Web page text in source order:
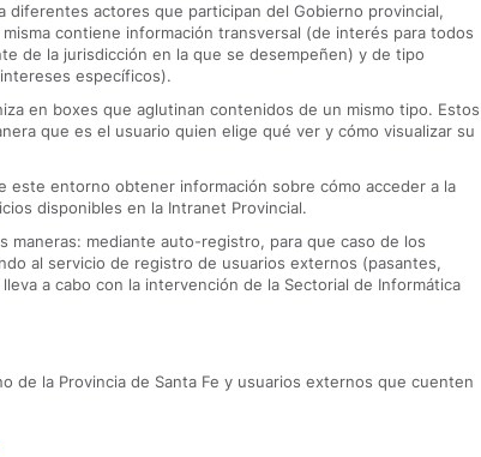
diferentes actores que participan del Gobierno provincial,
contiene información transversal (de interés para todos
de la jurisdicción en la que se desempeñen) y de tipo
específicos).
en boxes que aglutinan contenidos de un mismo tipo. Estos
que es el usuario quien elige qué ver y cómo visualizar su
este entorno obtener información sobre cómo acceder a la
disponibles en la Intranet Provincial.
maneras: mediante auto-registro, para que caso de los
al servicio de registro de usuarios externos (pasantes,
a cabo con la intervención de la Sectorial de Informática
de la Provincia de Santa Fe y usuarios externos que cuenten